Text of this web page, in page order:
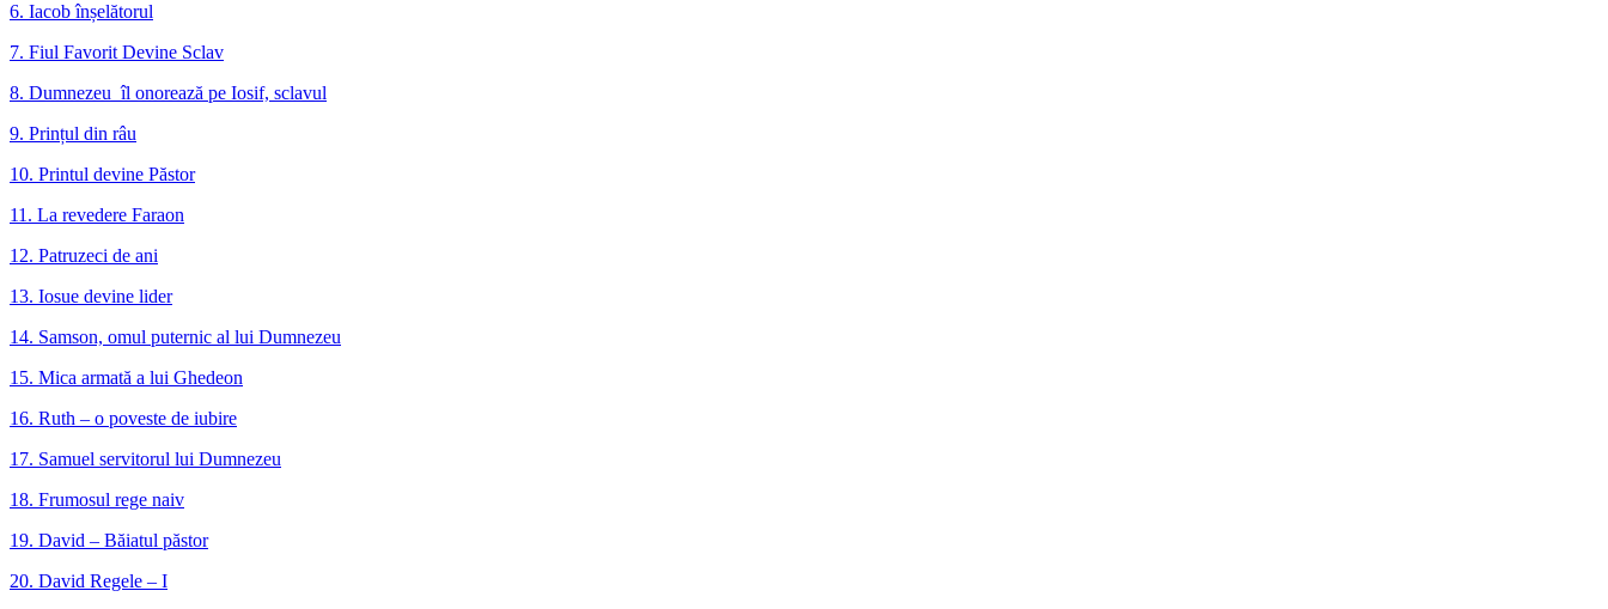
6. Iacob înșelătorul
7. Fiul Favorit Devine Sclav
8. Dumnezeu îl onorează pe Iosif, sclavul
9. Prințul din râu
10. Printul devine Păstor
11. La revedere Faraon
12. Patruzeci de ani
13. Iosue devine lider
14. Samson, omul puternic al lui Dumnezeu
15. Mica armată a lui Ghedeon
16. Ruth – o poveste de iubire
17. Samuel servitorul lui Dumnezeu
18. Frumosul rege naiv
19. David – Băiatul păstor
20. David Regele – I